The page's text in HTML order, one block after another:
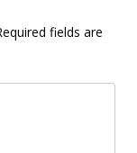
fields are